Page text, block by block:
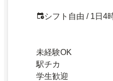
シフト自由 / 1日4
未経験OK
駅チカ
学生歓迎